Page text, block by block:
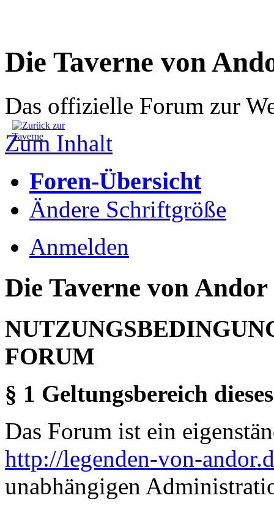
Die Taverne von
Das offizielle Forum zur
Zum Inhalt
Foren-Übersicht
Ändere Schriftgröße
Anmelden
Die Taverne von
FORUM
§ 1 Geltungsbereich
Das Forum ist ein
http://legenden-von-
unabhängigen